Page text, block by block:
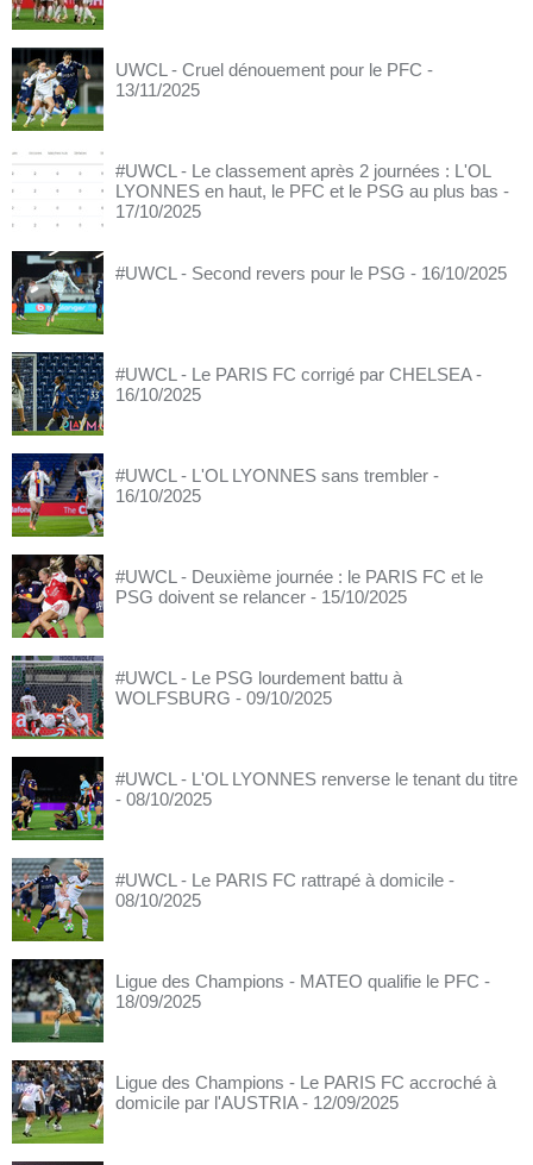
UWCL - Cruel dénouement pour le PFC -
13/11/2025
#UWCL - Le classement après 2 journées : L'OL
LYONNES en haut, le PFC et le PSG au plus bas -
17/10/2025
#UWCL - Second revers pour le PSG - 16/10/2025
#UWCL - Le PARIS FC corrigé par CHELSEA -
16/10/2025
#UWCL - L'OL LYONNES sans trembler -
16/10/2025
#UWCL - Deuxième journée : le PARIS FC et le
PSG doivent se relancer - 15/10/2025
#UWCL - Le PSG lourdement battu à
WOLFSBURG - 09/10/2025
#UWCL - L'OL LYONNES renverse le tenant du titre
- 08/10/2025
#UWCL - Le PARIS FC rattrapé à domicile -
08/10/2025
Ligue des Champions - MATEO qualifie le PFC -
18/09/2025
Ligue des Champions - Le PARIS FC accroché à
domicile par l'AUSTRIA - 12/09/2025